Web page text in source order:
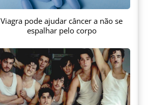
Viagra pode ajudar câncer a não se
espalhar pelo corpo